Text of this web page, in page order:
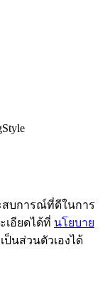
สบการณ์ที่ดีในการ
อียดได้ที่ นโยบาย
นส่วนตัวเองได้